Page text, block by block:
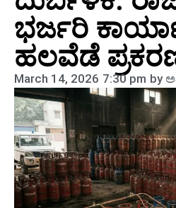
ಭರ್ಜರಿ
ಹಲವೆಡೆ
March 14, 2026 7:30 pm by